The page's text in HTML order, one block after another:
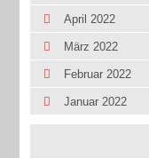
April 2022
März 2022
Februar 2022
Januar 2022